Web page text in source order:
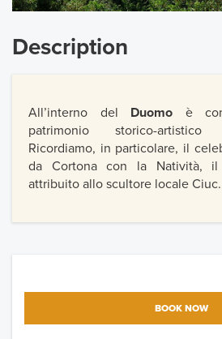
Description
All’interno del Duomo è
patrimonio storico-
Ricordiamo, in particolare, il
da Cortona con la Natività,
attribuito allo scultore locale
BOOK NOW